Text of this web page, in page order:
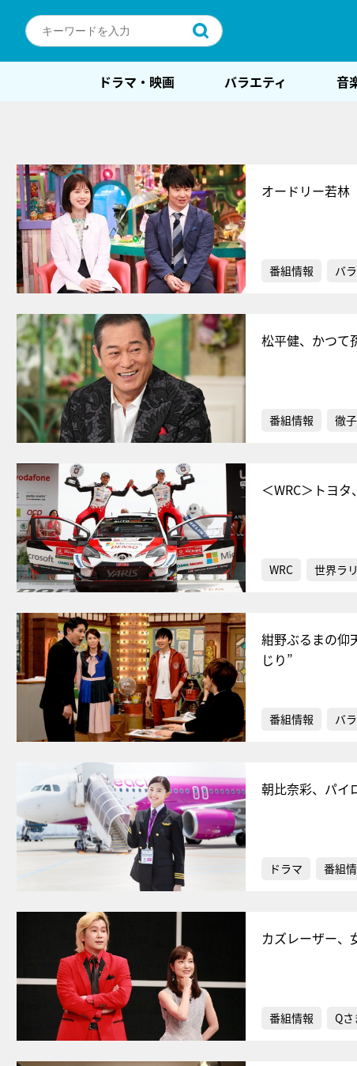
ドラマ・映画 バラエティ 音
オードリー若林
番組情報 バ
松平健、かつて
番組情報 徹
＜WRC＞トヨ
WRC 世界ラ
紺野ぶるまの仰
じり”
番組情報 バ
朝比奈彩、パイ
ドラマ 番組
カズレーザー、
番組情報 Q